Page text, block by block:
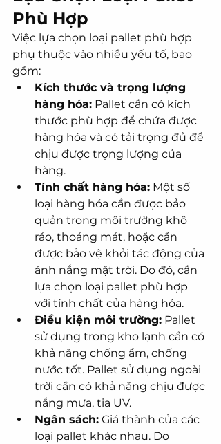
Phù Hợp
Việc lựa chọn loại pallet phù hợp
phụ thuộc vào nhiều yếu tố, bao
gồm:
Kích thước và trọng lượng
hàng hóa: Pallet cần có kích
thước phù hợp để chứa được
hàng hóa và có tải trọng đủ để
chịu được trọng lượng của
hàng.
Tính chất hàng hóa: Một số
loại hàng hóa cần được bảo
quản trong môi trường khô
ráo, thoáng mát, hoặc cần
được bảo vệ khỏi tác động của
ánh nắng mặt trời. Do đó, cần
lựa chọn loại pallet phù hợp
với tính chất của hàng hóa.
Điều kiện môi trường: Pallet
sử dụng trong kho lạnh cần có
khả năng chống ẩm, chống
nước tốt. Pallet sử dụng ngoài
trời cần có khả năng chịu được
nắng mưa, tia UV.
Ngân sách: Giá thành của các
loại pallet khác nhau. Do